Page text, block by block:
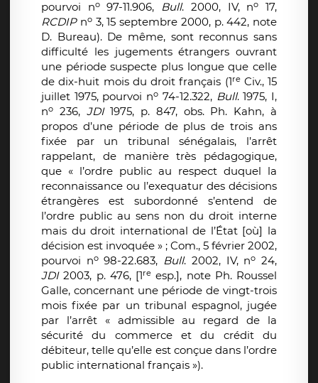
pourvoi no97-11.906, Bull. 2000, IV, no
17,
RCDIPno3, 15 septembre 2000, p. 442, note
D. Bureau). De même, sont reconnus sans
difficulté les jugements étrangers ouvrant
une période suspecte plus longue que celle
de dix-huit mois du droit français (1reCiv., 15
juillet 1975, pourvoi no 74-12.322, Bull. 1975, I,
no 236, JDI1975, p. 847, obs. Ph. Kahn, à
propos d’une période de plus de trois ans
fixée par un tribunal sénégalais, l’arrêt
rappelant, de manière très pédagogique,
que « l’ordre public au respect duquel la
reconnaissance ou l’exequatur des décisions
étrangères est subordonné s’entend de
l’ordre public au sens non du droit interne
mais du droit international de l’État [où] la
décision est invoquée » ; Com., 5 février 2002,
pourvoi no98-22.683, Bull. 2002, IV, no 24,
JDI2003, p. 476, [1re esp.], note Ph. Roussel
Galle, concernant une période de vingt-trois
mois fixée par un tribunal espagnol, jugée
par l’arrêt « admissible au regard de la
sécurité du commerce et du crédit du
débiteur, telle qu’elle est conçue dans l’ordre
public international français »).